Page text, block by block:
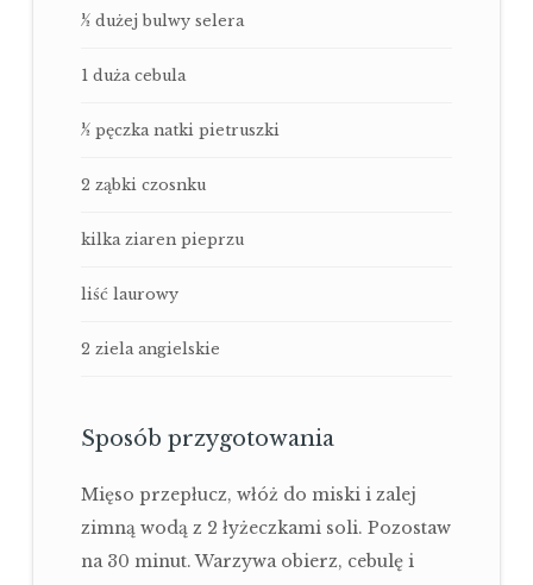
½ dużej bulwy selera
1 duża cebula
½ pęczka natki pietruszki
2 ząbki czosnku
kilka ziaren pieprzu
liść laurowy
2 ziela angielskie
Sposób przygotowania
Mięso przepłucz, włóż do miski i zalej
zimną wodą z 2 łyżeczkami soli. Pozostaw
na 30 minut. Warzywa obierz, cebulę i